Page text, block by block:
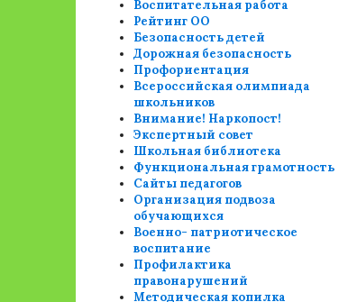
Воспитательная работа
Рейтинг ОО
Безопасность детей
Дорожная безопасность
Профориентация
Всероссийская олимпиада
школьников
Внимание! Наркопост!
Экспертный совет
Школьная библиотека
Функциональная грамотность
Сайты педагогов
Организация подвоза
обучающихся
Военно- патриотическое
воспитание
Профилактика
правонарушений
Методическая копилка